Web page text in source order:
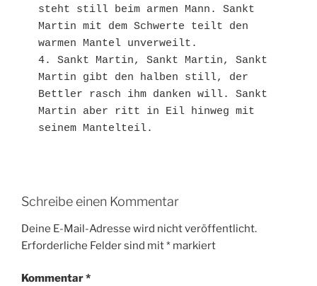
steht still beim armen Mann. Sankt
Martin mit dem Schwerte teilt den
warmen Mantel unverweilt.
4. Sankt Martin, Sankt Martin, Sankt
Martin gibt den halben still, der
Bettler rasch ihm danken will. Sankt
Martin aber ritt in Eil hinweg mit
Schreibe einen Kommentar
Deine E-Mail-Adresse wird nicht veröffentlicht.
Erforderliche Felder sind mit* markiert
Kommentar*